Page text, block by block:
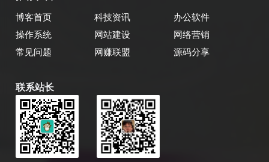
博客首页 科技资讯
办公软件
操作系统
网站建设
网络营销
常见问题
网赚联盟 源码分享
联系站长